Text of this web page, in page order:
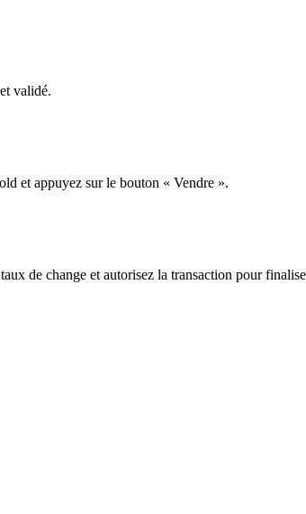
validé.
et appuyez sur le bouton « Vendre ».
de change et autorisez la transaction pour